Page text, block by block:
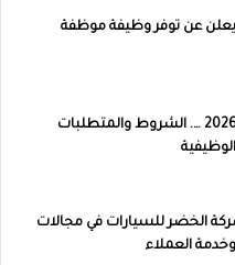
عن توفر وظيفة موظفة
العمل في جوجل 2026 …. الشروط والمتطلبات
الوظيفية
الخضر للسيارات في مجالات
وخدمة العملاء